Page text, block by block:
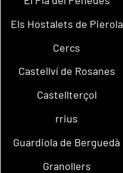
Els Hostalets de Pierola
Cercs
Castellví de Rosanes
Castellterçol
rrius
Guardiola de Berguedà
Granollers